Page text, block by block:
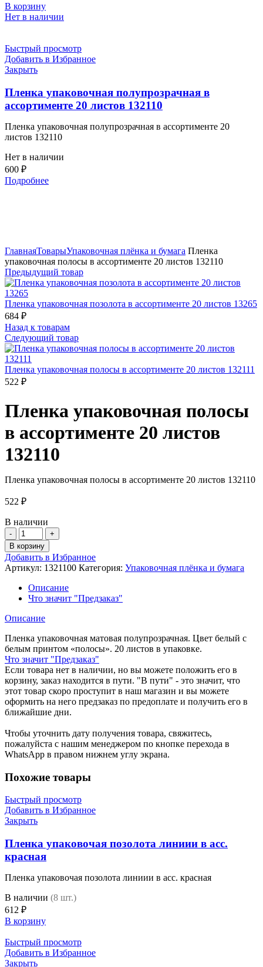
В корзину
Нет в наличии
Быстрый просмотр
Добавить в Избранное
Закрыть
Пленка упаковочная полупрозрачная в
ассортименте 20 листов 132110
Пленка упаковочная полупрозрачная в ассортименте 20
листов 132110
Нет в наличии
600 ₽
Подробнее
ГлавнаяТоварыУпаковочная плёнка и бумага Пленка
упаковочная полосы в ассортименте 20 листов 132110
Предыдущий товар
Пленка упаковочная позолота в ассортименте 20 листов 13265
684 ₽
Назад к товарам
Следующий товар
Пленка упаковочная полосы в ассортименте 20 листов 132111
522 ₽
Пленка упаковочная полосы
в ассортименте 20 листов
132110
Пленка упаковочная полосы в ассортименте 20 листов 132110
522 ₽
В наличии
Количество
товара
Пленка
упаковочная
полосы
в
ассортименте
листов
В корзину
Добавить в Избранное
Артикул: 1321100 Категория: Упаковочная плёнка и бумага
Описание
Что значит "Предзаказ"
Описание
Пленка упаковочная матовая полупрозрачная. Цвет белый с
белым принтом «полосы». 20 листов в упаковке.
Что значит "Предзаказ"
Если товара нет в наличии, но вы можете положить его в
корзину, заказ находится в пути. "В пути" - это значит, что
этот товар скоро проступит в наш магазин и вы можете
оформить на него предзаказ по предоплате и получить его в
ближайшие дни.
Чтобы уточнить дату получения товара, свяжитесь,
пожалуйста с нашим менеджером по кнопке перехода в
WhatsApp в правом нижнем углу экрана.
Похожие товары
Быстрый просмотр
Добавить в Избранное
Закрыть
Пленка упаковочая позолота линиии в асс.
красная
Пленка упаковочая позолота линиии в асс. красная
В наличии (8 шт.)
612 ₽
В корзину
Быстрый просмотр
Добавить в Избранное
Закрыть